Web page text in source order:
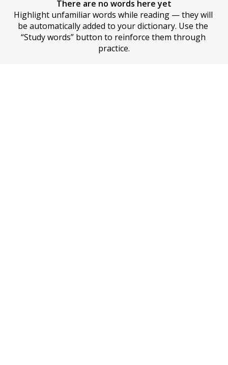
There are no words here yet
Highlight unfamiliar words while reading — they will
be automatically added to your dictionary. Use the
“Study words” button to reinforce them through
practice.